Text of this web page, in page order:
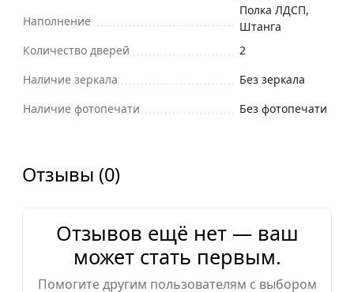
Наполнение
Полка ЛДСП,
Штанга
Количество дверей
2
Наличие зеркала
Без зеркала
Наличие фотопечати
Без фотопечати
Отзывы (0)
Отзывов ещё нет — ваш
может стать первым.
Помогите другим пользователям с выбором